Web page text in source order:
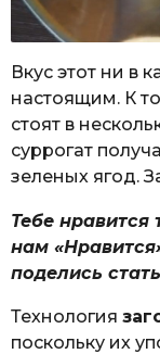
Вкус этот ни в
настоящим. К
стоят в
суррогат
зеленых ягод.
Тебе нравится
нам
поделись
Технология
поскольку их